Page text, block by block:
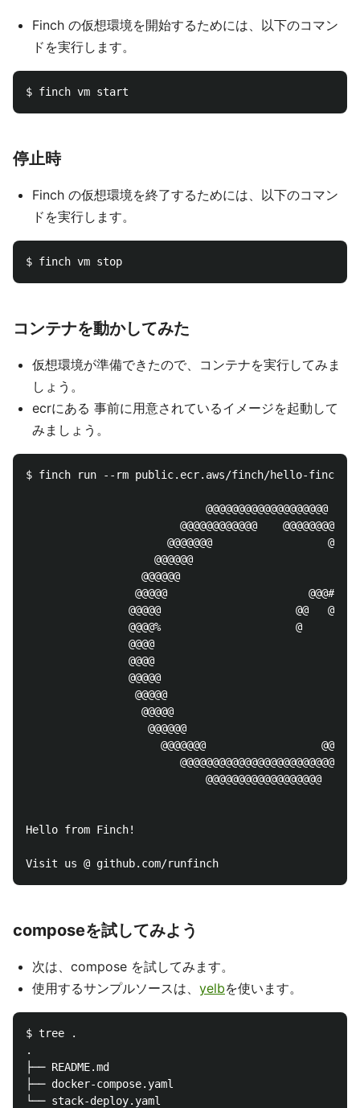
Finch の仮想環境を開始するためには、以下のコマン
ドを実行します。
停止時
Finch の仮想環境を終了するためには、以下のコマン
ドを実行します。
コンテナを動かしてみた
仮想環境が準備できたので、コンテナを実行してみま
しょう。
ecrにある 事前に用意されているイメージを起動して
みましょう。
$ finch run --rm public.ecr.aws/finch/hello-finch
                            @@@@@@@@@@@@@@@@@@@
                        @@@@@@@@@@@@    @@@@@@@@@@@
@@@@@@@
@@@@@@
@@@@@@
@@@@@                      @@@#
@@@@@                     @@   @@@
@@@@%                     @     @@
@@@@
@@@@
@@@@@
@@@@@
@@@@@
@@@@@@
@@@@@@@
                        @@@@@@@@@@@@@@@@@@@@@@@@@@
                            @@@@@@@@@@@@@@@@@@
Hello from Finch!
composeを試してみよう
次は、compose を試してみます。
使用するサンプルソースは、 yelbを使います。
$ tree .
.
├── README.md
├── docker-compose.yaml
└── stack-deploy.yaml